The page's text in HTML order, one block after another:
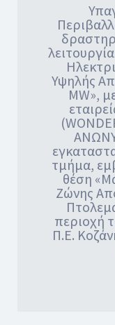
Υψηλής
MW»,
τμήμα,
θέση
Ζώνης
περιοχή
Π.Ε.